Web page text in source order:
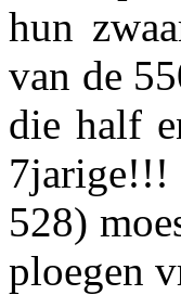
hun
van de
die half
7jarige!!!
528)
ploegen